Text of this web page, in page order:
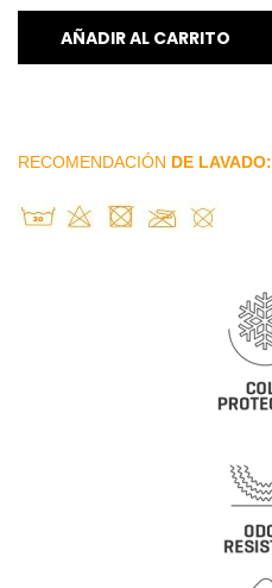
AÑADIR AL CARRITO
RECOMENDACIÓN DE LAVADO: